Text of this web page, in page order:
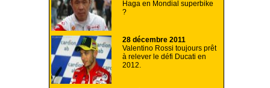
Haga en Mondial superbike
?
28 décembre 2011
Valentino Rossi toujours prêt
à relever le défi Ducati en
2012.